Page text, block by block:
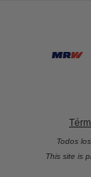
Todos
This site is